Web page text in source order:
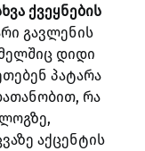
ქვეყნების
გავლენის
დიდი
პატარა
რა
აქცენტის